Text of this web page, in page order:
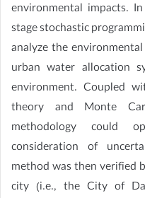
environmental impacts.
stage stochastic
analyze the
urban water allocation
environment. Coupled
theory and Monte
methodology could
consideration of
method was then verified
city (i.e., the City of